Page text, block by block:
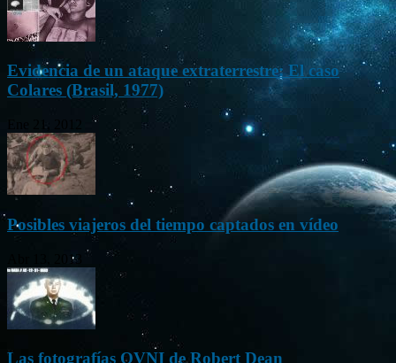
Evidencia de un ataque extraterrestre: El caso
Colares (Brasil, 1977)
Posibles viajeros del tiempo captados en vídeo
Abr 13, 2013
Las fotografías OVNI de Robert Dean